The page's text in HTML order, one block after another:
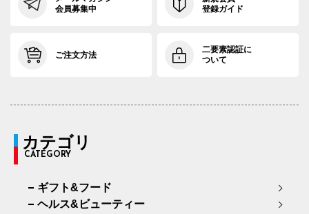
会員募集中
登録ガイド
ご注文方法
二要素認証に
ついて
カテゴリ
CATEGORY
ギフト&フード
ヘルス&ビューティー